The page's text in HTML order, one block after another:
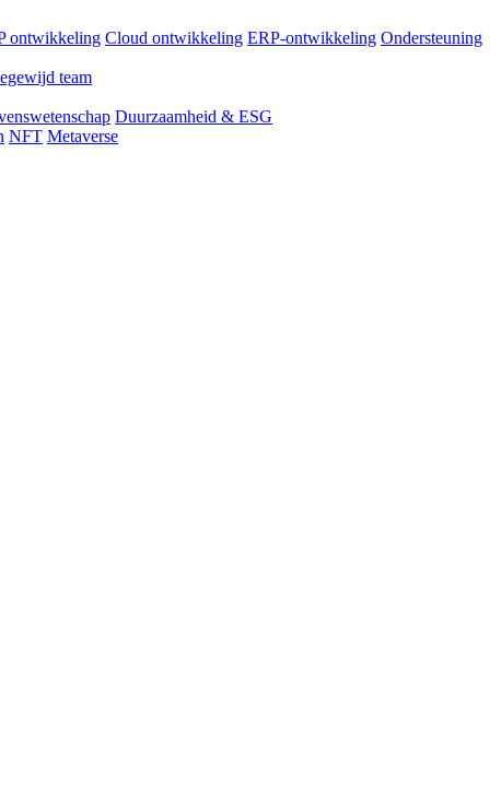
ontwikkeling Cloud ontwikkeling ERP-ontwikkeling Ondersteuning
team
Duurzaamheid & ESG
NFT Metaverse